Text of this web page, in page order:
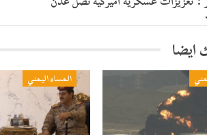
ايضا
المساء اليمني